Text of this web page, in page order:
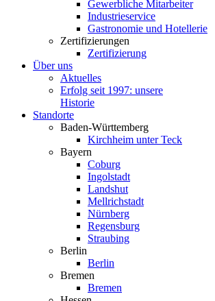
Gewerb­liche Mitarbeiter
Indus­trie­service
Gastro­nomie und Hotellerie
Zerti­fi­zie­rungen
Zerti­fi­zierung
Über uns
Aktuelles
Erfolg seit 1997: unsere
Historie
Standorte
Baden-Württemberg
Kirchheim unter Teck
Bayern
Coburg
Ingol­stadt
Landshut
Mellrich­stadt
Nürnberg
Regensburg
Straubing
Berlin
Berlin
Bremen
Bremen